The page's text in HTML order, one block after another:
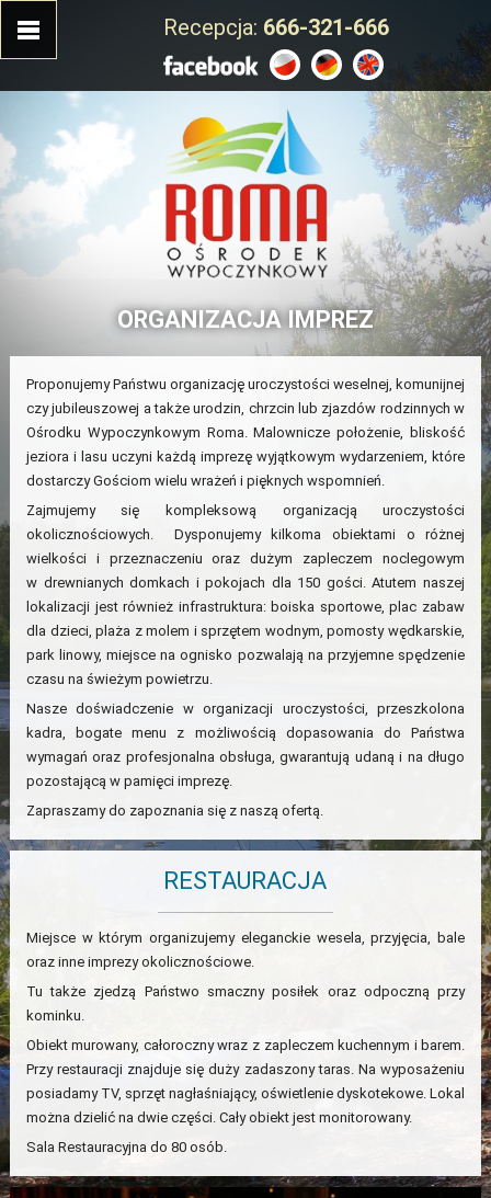
×
Recepcja: 666-321-666
ORGANIZACJA IMPREZ
Proponujemy Państwu organizację uroczystości weselnej, komunijnej
czy jubileuszowej a także urodzin, chrzcin lub zjazdów rodzinnych w
Ośrodku Wypoczynkowym Roma. Malownicze położenie, bliskość
jeziora i lasu uczyni każdą imprezę wyjątkowym wydarzeniem, które
dostarczy Gościom wielu wrażeń i pięknych wspomnień.
Zajmujemy się kompleksową organizacją uroczystości
okolicznościowych. Dysponujemy kilkoma obiektami o różnej
wielkości i przeznaczeniu oraz dużym zapleczem noclegowym
w drewnianych domkach i pokojach dla 150 gości. Atutem naszej
lokalizacji jest również infrastruktura: boiska sportowe, plac zabaw
dla dzieci, plaża z molem i sprzętem wodnym, pomosty wędkarskie,
park linowy, miejsce na ognisko pozwalają na przyjemne spędzenie
czasu na świeżym powietrzu.
Nasze doświadczenie w organizacji uroczystości, przeszkolona
kadra, bogate menu z możliwością dopasowania do Państwa
wymagań oraz profesjonalna obsługa, gwarantują udaną i na długo
pozostającą w pamięci imprezę.
Zapraszamy do zapoznania się z naszą ofertą.
RESTAURACJA
Miejsce w którym organizujemy eleganckie wesela, przyjęcia, bale
oraz inne imprezy okolicznościowe.
Tu także zjedzą Państwo smaczny posiłek oraz odpoczną przy
kominku.
Obiekt murowany, całoroczny wraz z zapleczem kuchennym i barem.
Przy restauracji znajduje się duży zadaszony taras. Na wyposażeniu
posiadamy TV, sprzęt nagłaśniający, oświetlenie dyskotekowe. Lokal
można dzielić na dwie części. Cały obiekt jest monitorowany.
Sala Restauracyjna do 80 osób.